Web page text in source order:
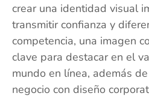
crear una identidad visual
transmitir confianza y
competencia, una imagen
clave para destacar en el
mundo en línea, además
negocio con diseño